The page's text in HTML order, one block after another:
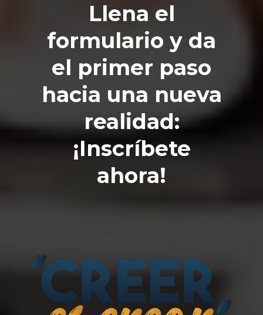
Llena el
formulario y da
el primer paso
hacia una nueva
realidad:
¡Inscríbete
ahora!